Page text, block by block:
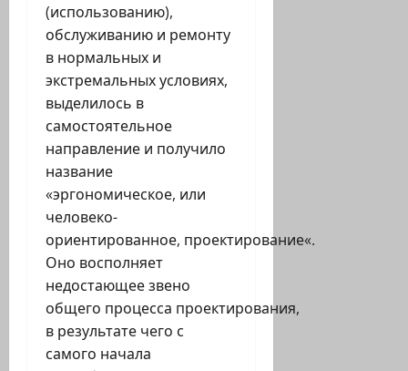
(использованию),
обслуживанию и ремонту
в нормальных и
экстремальных условиях,
выделилось в
самостоятельное
направление и получило
название
«эргономическое, или
человеко-
ориентированное, проектирование«.
Оно восполняет
недостающее звено
общего процесса проектирования,
в результате чего с
самого начала